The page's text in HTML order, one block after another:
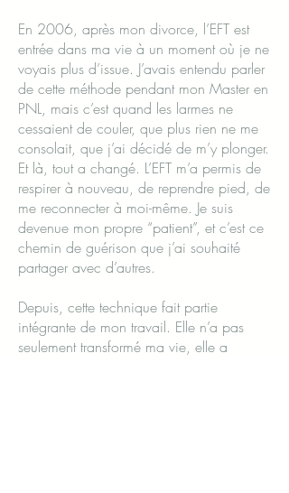
En 2006, après mon divorce, l’EFT est
entrée dans ma vie à un moment où je ne
voyais plus d’issue. J’avais entendu parler
de cette méthode pendant mon Master en
PNL, mais c’est quand les larmes ne
cessaient de couler, que plus rien ne me
consolait, que j’ai décidé de m’y plonger.
Et là, tout a changé. L’EFT m’a permis de
respirer à nouveau, de reprendre pied, de
me reconnecter à moi-même. Je suis
devenue mon propre “patient”, et c’est ce
chemin de guérison que j’ai souhaité
partager avec d’autres.
Depuis, cette technique fait partie
intégrante de mon travail. Elle n’a pas
seulement transformé ma vie, elle a